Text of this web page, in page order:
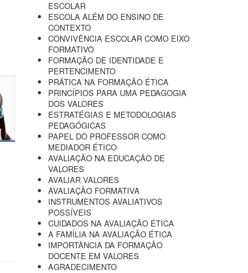
ESCOLAR
ESCOLA ALÉM DO ENSINO DE
CONTEXTO
CONVIVÊNCIA ESCOLAR COMO EIXO
FORMATIVO
FORMAÇÃO DE IDENTIDADE E
PERTENCIMENTO
PRÁTICA NA FORMAÇÃO ÉTICA
PRINCÍPIOS PARA UMA PEDAGOGIA
DOS VALORES
ESTRATÉGIAS E METODOLOGIAS
PEDAGÓGICAS
PAPEL DO PROFESSOR COMO
MEDIADOR ÉTICO
AVALIAÇÃO NA EDUCAÇÃO DE
VALORES
AVALIAR VALORES
AVALIAÇÃO FORMATIVA
INSTRUMENTOS AVALIATIVOS
POSSÍVEIS
CUIDADOS NA AVALIAÇÃO ÉTICA
A FAMÍLIA NA AVALIAÇÃO ÉTICA
IMPORTÂNCIA DA FORMAÇÃO
DOCENTE EM VALORES
AGRADECIMENTO